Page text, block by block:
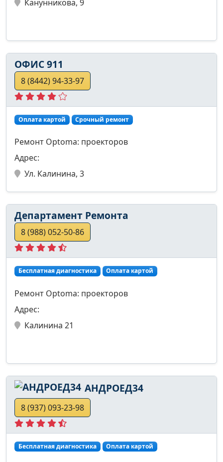
Канунникова, 9
ОФИС 911
8 (8442) 94-33-97
Оплата картой Срочный ремонт
Ремонт Optoma: проекторов
Адрес:
Ул. Калинина, 3
Департамент Ремонта
8 (988) 052-50-86
Бесплатная диагностика Оплата картой
Ремонт Optoma: проекторов
Адрес:
Калинина 21
АНДРОЕД34
8 (937) 093-23-98
Бесплатная диагностика Оплата картой